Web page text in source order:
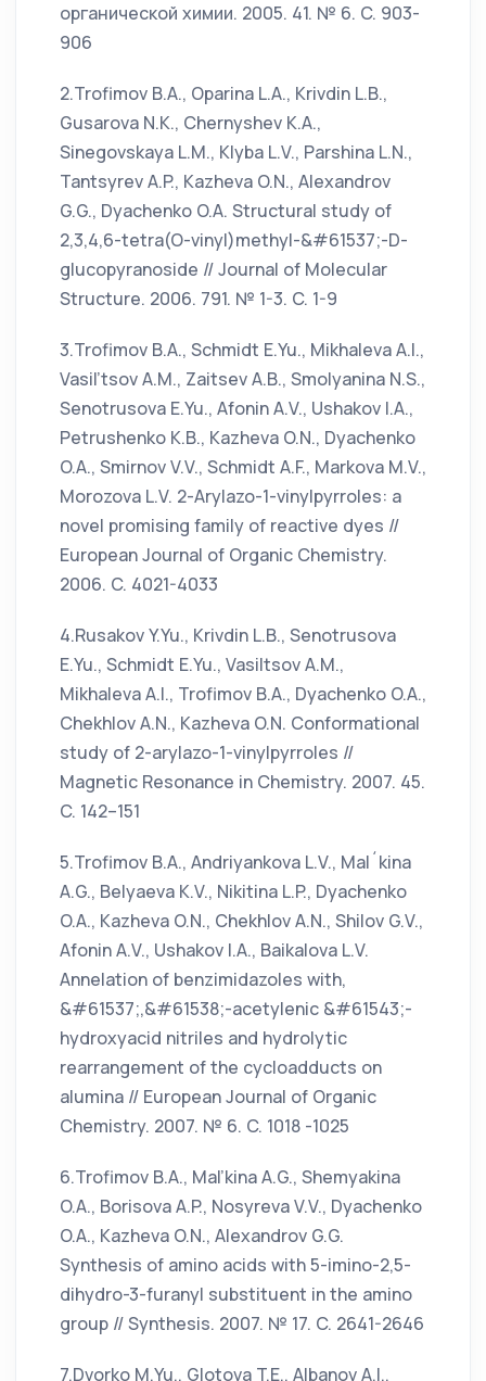
органической химии. 2005. 41. № 6. C. 903-
906
2.Trofimov B.A., Oparina L.A., Krivdin L.B.,
Gusarova N.K., Chernyshev K.A.,
Sinegovskaya L.M., Klyba L.V., Parshina L.N.,
Tantsyrev A.P., Kazheva O.N., Alexandrov
G.G., Dyachenko O.A. Structural study of
2,3,4,6-tetra(O-vinyl)methyl-&#61537;-D-
glucopyranoside // Journal of Molecular
Structure. 2006. 791. № 1-3. C. 1-9
3.Trofimov B.A., Schmidt E.Yu., Mikhaleva A.I.,
Vasil’tsov A.M., Zaitsev A.B., Smolyanina N.S.,
Senotrusova E.Yu., Afonin A.V., Ushakov I.A.,
Petrushenko K.B., Kazheva O.N., Dyachenko
O.A., Smirnov V.V., Schmidt A.F., Markova M.V.,
Morozova L.V. 2-Arylazo-1-vinylpyrroles: a
novel promising family of reactive dyes //
European Journal of Organic Chemistry.
2006. C. 4021-4033
4.Rusakov Y.Yu., Krivdin L.B., Senotrusova
E.Yu., Schmidt E.Yu., Vasiltsov A.M.,
Mikhaleva A.I., Trofimov B.A., Dyachenko O.A.,
Chekhlov A.N., Kazheva O.N. Conformational
study of 2-arylazo-1-vinylpyrroles //
Magnetic Resonance in Chemistry. 2007. 45.
C. 142–151
5.Trofimov B.A., Andriyankova L.V., Mal´kina
A.G., Belyaeva K.V., Nikitina L.P., Dyachenko
O.A., Kazheva O.N., Chekhlov A.N., Shilov G.V.,
Afonin A.V., Ushakov I.A., Baikalova L.V.
Annelation of benzimidazoles with,
&#61537;,&#61538;-acetylenic &#61543;-
hydroxyacid nitriles and hydrolytic
rearrangement of the cycloadducts on
alumina // European Journal of Organic
Chemistry. 2007. № 6. C. 1018 -1025
6.Trofimov B.A., Mal’kina A.G., Shemyakina
O.A., Borisova A.P., Nosyreva V.V., Dyachenko
O.A., Kazheva O.N., Alexandrov G.G.
Synthesis of amino acids with 5-imino-2,5-
dihydro-3-furanyl substituent in the amino
group // Synthesis. 2007. № 17. C. 2641-2646
7.Dvorko M.Yu., Glotova T.E., Albanov A.I.,